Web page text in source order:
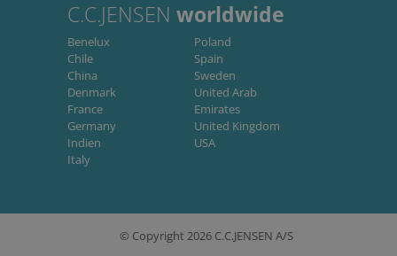
C.C.JENSEN worldwide
Benelux
Chile
China
Denmark
France
Germany
Indien
Italy
Poland
Spain
Sweden
United Arab
Emirates
United Kingdom
USA
© Copyright 2026 C.C.JENSEN A/S
visitor cookie
cookie banner to work
Beskrivelse